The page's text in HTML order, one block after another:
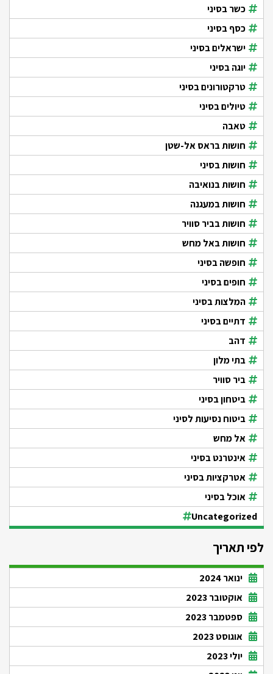
כשר בסיני
כסף בסיני
ישראלים בסיני
יוגה בסיני
טרקטורונים בסיני
טיולים בסיני
טאבה
חושות בראס אל-שטן
חושות בסיני
חושות בנואיבה
חושות במעגנה
חושות בביר סוויר
חושות באל מחש
חופשה בסיני
חופים בסיני
המלצות בסיני
דתיים בסיני
דהב
בתי מלון
ביר סוויר
ביטחון בסיני
ביטוח נסיעות לסיני
אל מחש
אינטרנט בסיני
אטרקציות בסיני
אוכל בסיני
Uncategorized
לפי תאריך
ינואר 2024
אוקטובר 2023
ספטמבר 2023
אוגוסט 2023
יולי 2023